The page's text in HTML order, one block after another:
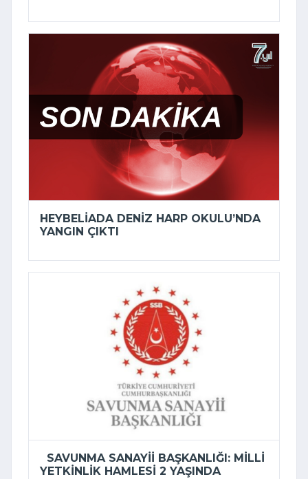
HEYBELIADA DENIZ HARP OKULU’NDA
YANGIN ÇIKTI
SAVUNMA SANAYII BAŞKANLIĞI: MILLI
YETKINLIK HAMLESI 2 YAŞINDA